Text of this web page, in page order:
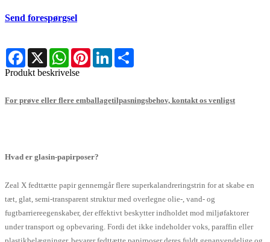
Send forespørgsel
Facebook
X WhatsAppPinterestLinkedIn
Produkt beskrivelse
For prøve eller flere emballagetilpasningsbehov, kontakt os venligst
Hvad er glasin-papirposer?
Zeal X fedttætte papir gennemgår flere superkalandreringstrin for at skabe en
tæt, glat, semi-transparent struktur med overlegne olie-, vand- og
fugtbarriereegenskaber, der effektivt beskytter indholdet mod miljøfaktorer
under transport og opbevaring. Fordi det ikke indeholder voks, paraffin eller